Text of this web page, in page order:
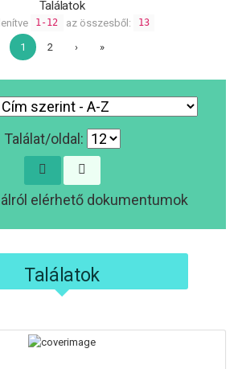
Találatok
1-12 az összesből: 13
1 2 › »
Találat/oldal:
elérhető dokumentumok
Találatok